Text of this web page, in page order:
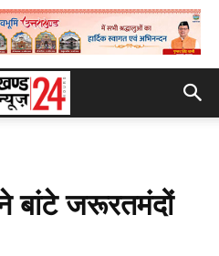
बांटे जरूरतमंदों